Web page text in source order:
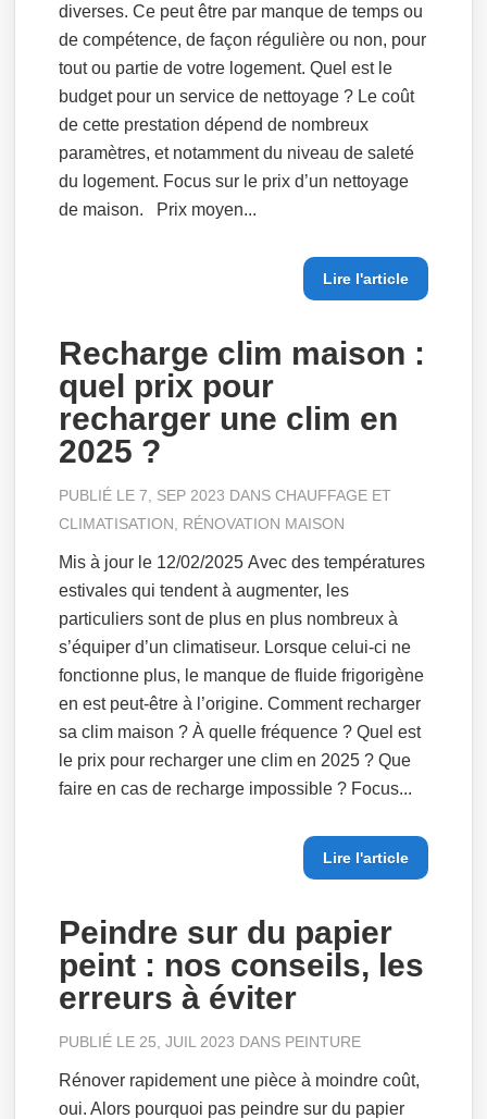
diverses. Ce peut être par manque de temps ou
de compétence, de façon régulière ou non, pour
tout ou partie de votre logement. Quel est le
budget pour un service de nettoyage ? Le coût
de cette prestation dépend de nombreux
paramètres, et notamment du niveau de saleté
du logement. Focus sur le prix d’un nettoyage
de maison. Prix moyen...
Lire l'article
Recharge clim maison :
quel prix pour
recharger une clim en
2025 ?
PUBLIÉ LE 7, SEP 2023 DANSCHAUFFAGE ET
CLIMATISATION
RÉNOVATION MAISON
Mis à jour le 12/02/2025 Avec des températures
estivales qui tendent à augmenter, les
particuliers sont de plus en plus nombreux à
s’équiper d’un climatiseur. Lorsque celui-ci ne
fonctionne plus, le manque de fluide frigorigène
en est peut-être à l’origine. Comment recharger
sa clim maison ? À quelle fréquence ? Quel est
le prix pour recharger une clim en 2025 ? Que
faire en cas de recharge impossible ? Focus...
Lire l'article
Peindre sur du papier
peint : nos conseils, les
erreurs à éviter
PUBLIÉ LE 25, JUIL 2023 DANS PEINTURE
Rénover rapidement une pièce à moindre coût,
oui. Alors pourquoi pas peindre sur du papier